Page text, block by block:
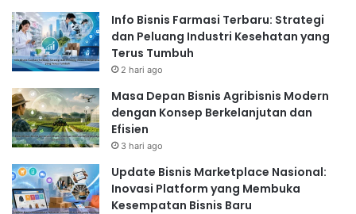
Info Bisnis Farmasi Terbaru: Strategi
dan Peluang Industri Kesehatan yang
Terus Tumbuh
2 hari ago
Masa Depan Bisnis Agribisnis Modern
dengan Konsep Berkelanjutan dan
Efisien
3 hari ago
Update Bisnis Marketplace Nasional:
Inovasi Platform yang Membuka
Kesempatan Bisnis Baru